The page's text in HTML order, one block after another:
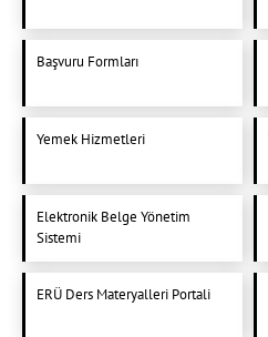
Başvuru Formları
Yemek Hizmetleri
Elektronik Belge Yönetim
Sistemi
ERÜ Ders Materyalleri Portali